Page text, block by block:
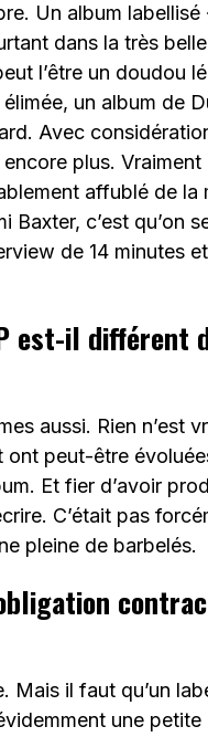
Un album labellisé
dans la très
l’être un doudou
un album de
Avec
plus. Vraiment
affublé de la
c’est qu’on
de 14 minutes
est-il différent
aussi. Rien n’est
ont peut-être
Et fier d’avoir
C’était pas
pleine de barbelés.
il faut qu’un
une